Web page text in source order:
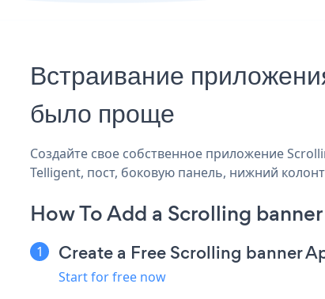
Встраивание
было проще
Создайте свое собственное приложение
Telligent, пост, боковую панель, нижний
How To Add a Scrolling
Create a Free Scrolling banner
Start for free now